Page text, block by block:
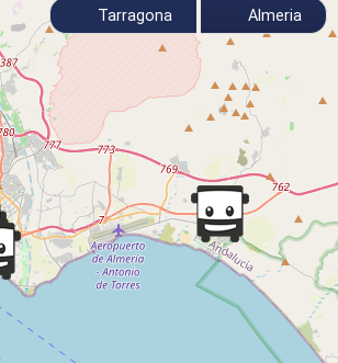
Tarragona Almeria